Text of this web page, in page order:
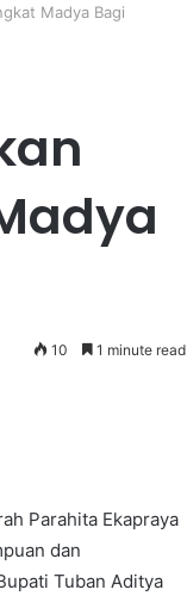
Madya Bagi
10 1 minute read
Parahita Ekapraya
dan
Tuban Aditya